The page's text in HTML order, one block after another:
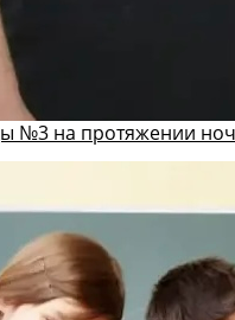
№3 на протяжении